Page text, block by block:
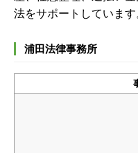
法をサポートしています
浦田法律事務所